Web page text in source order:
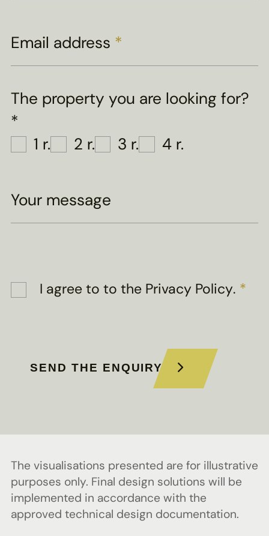
Email address *
The property you are looking for?
*
1 r.
2 r. 3 r. 4 r.
Your message
I agree toto the Privacy Policy. *
SEND THE ENQUIRY
The visualisations presented are for illustrative
purposes only. Final design solutions will be
implemented in accordance with the
approved technical design documentation.